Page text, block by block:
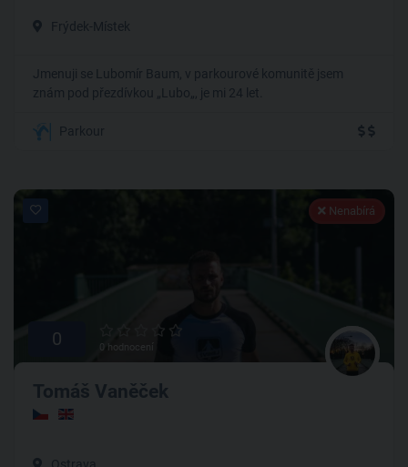
Frýdek-Místek
Jmenuji se Lubomír Baum, v parkourové komunitě jsem
znám pod přezdívkou „Lubo„, je mi 24 let.
Parkour
Nenabírá
0 0 hodnocení
Tomáš Vaněček